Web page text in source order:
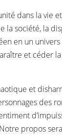
dans la vie
la société, la
en un
et céder
et
des
propos